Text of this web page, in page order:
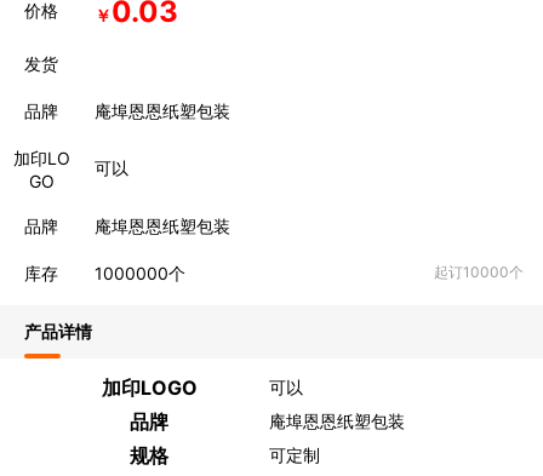
价格 ￥0.03
发货
品牌 庵埠恩恩纸塑包装
加印LO
GO
可以
品牌 庵埠恩恩纸塑包装
库存 1000000个 起订10000个
产品详情
加印LOGO 可以
品牌 庵埠恩恩纸塑包装
规格 可定制